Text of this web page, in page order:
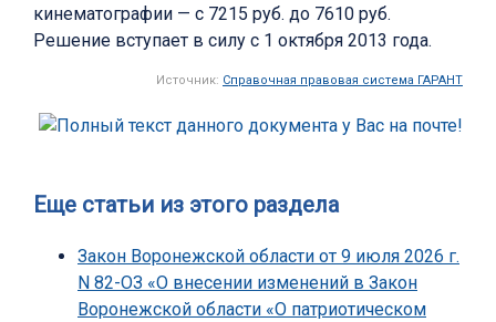
кинематографии — с 7215 руб. до 7610 руб.
Решение вступает в силу с 1 октября 2013 года.
Источник: Справочная правовая система ГАРАНТ
Еще статьи из этого раздела
Закон Воронежской области от 9 июля 2026 г.
N 82-ОЗ «О внесении изменений в Закон
Воронежской области «О патриотическом